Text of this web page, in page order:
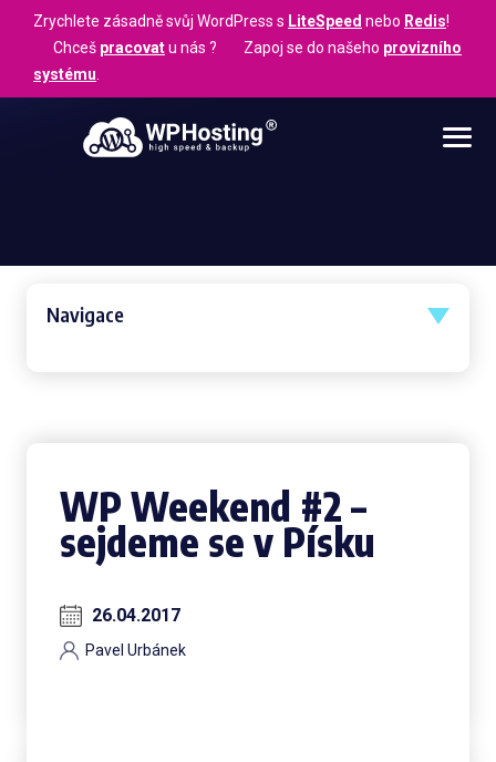
Zrychlete zásadně svůj WordPress s LiteSpeed nebo Redis!
Chceš pracovatu nás ? Zapoj se do našeho provizního
systému
Navigace
WP Weekend #2 –
sejdeme se v Písku
26.04.2017
Pavel Urbánek